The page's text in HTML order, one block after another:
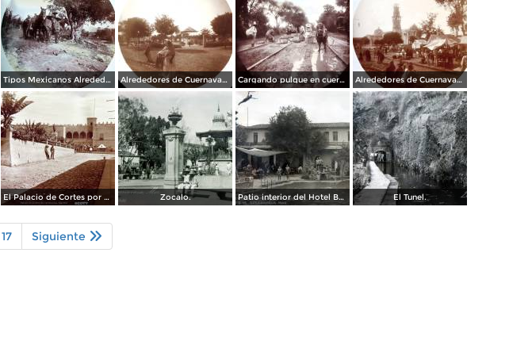
Tipos Mexicanos Alrededores de Cuernavaca Morelos.. Alrededores de Cuernavaca Morelos. Cargando pulque en cueros de puerco Alrededores de Cuernavaca Morelos. Alrededores de Cuernavaca Morelos.
El Palacio de Cortes por el Fotógrafo Windfield Scott. Zocalo. Patio interior del Hotel Banos y Lido, El Tunel.
17 Siguiente